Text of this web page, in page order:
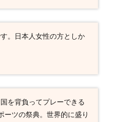
。日本人女性の方としか
を背負ってプレーできる
ーツの祭典。世界的に盛り